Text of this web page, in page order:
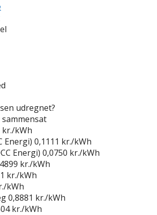
udregnet?
kr./kWh
Energi) 0,1111 kr./kWh
Energi) 0,0750 kr./kWh
kr./kWh
kr./kWh
kWh
0,8881 kr./kWh
kr./kWh